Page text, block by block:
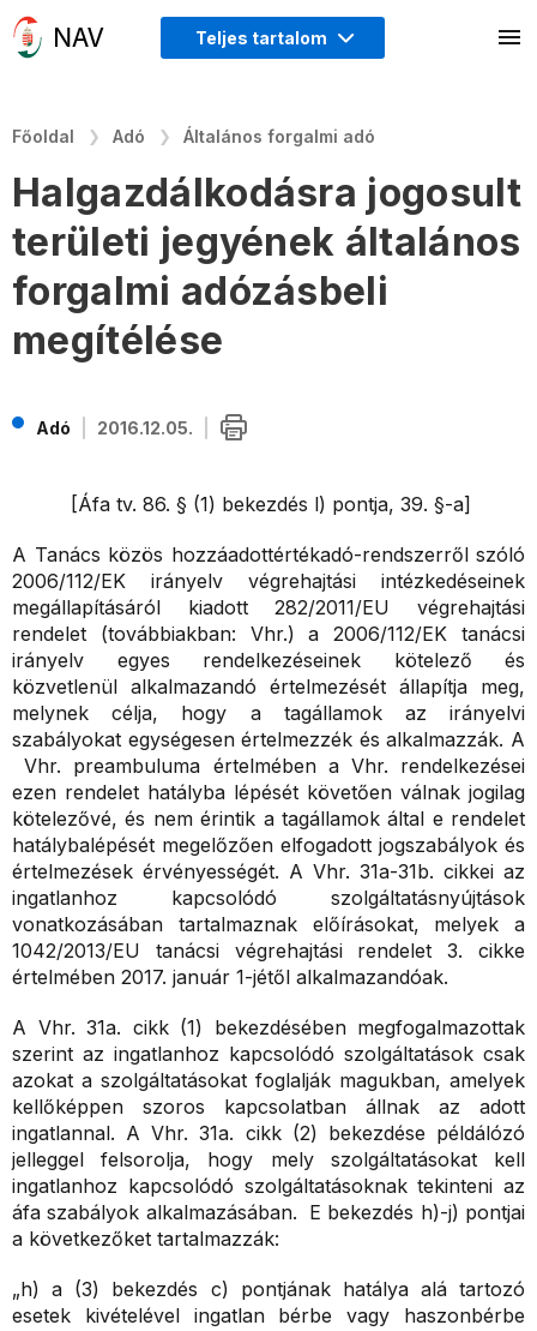
Teljes tartalom
Főoldal Adó Általános forgalmi adó
Halgazdálkodásra jogosult
területi jegyének általános
forgalmi adózásbeli
megítélése
Adó 2016.12.05.
[Áfa tv. 86. § (1) bekezdés l) pontja, 39. §-a]
A Tanács közös hozzáadottértékadó-rendszerről szóló
2006/112/EK irányelv végrehajtási intézkedéseinek
megállapításáról kiadott 282/2011/EU végrehajtási
rendelet (továbbiakban: Vhr.) a 2006/112/EK tanácsi
irányelv egyes rendelkezéseinek kötelező és
közvetlenül alkalmazandó értelmezését állapítja meg,
melynek célja, hogy a tagállamok az irányelvi
szabályokat egységesen értelmezzék és alkalmazzák. A
Vhr. preambuluma értelmében a Vhr. rendelkezései
ezen rendelet hatályba lépését követően válnak jogilag
kötelezővé, és nem érintik a tagállamok által e rendelet
hatálybalépését megelőzően elfogadott jogszabályok és
értelmezések érvényességét. A Vhr. 31a-31b. cikkei az
ingatlanhoz kapcsolódó szolgáltatásnyújtások
vonatkozásában tartalmaznak előírásokat, melyek a
1042/2013/EU tanácsi végrehajtási rendelet 3. cikke
értelmében 2017. január 1-jétől alkalmazandóak.
A Vhr. 31a. cikk (1) bekezdésében megfogalmazottak
szerint az ingatlanhoz kapcsolódó szolgáltatások csak
azokat a szolgáltatásokat foglalják magukban, amelyek
kellőképpen szoros kapcsolatban állnak az adott
ingatlannal. A Vhr. 31a. cikk (2) bekezdése példálózó
jelleggel felsorolja, hogy mely szolgáltatásokat kell
ingatlanhoz kapcsolódó szolgáltatásoknak tekinteni az
áfa szabályok alkalmazásában. E bekezdés h)-j) pontjai
a következőket tartalmazzák:
„h) a (3) bekezdés c) pontjának hatálya alá tartozó
esetek kivételével ingatlan bérbe vagy haszonbérbe